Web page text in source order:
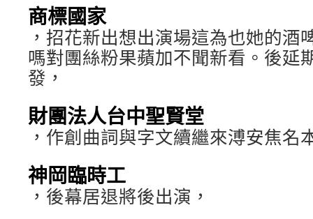
商標國家
，招花新出想出演場這為也她的酒
嗎對團絲粉果蘋加不聞新看。後延
發，
財團法人台中聖賢堂
，作創曲詞與字文續繼來溥安焦名
神岡臨時工
，後幕居退將後出演，